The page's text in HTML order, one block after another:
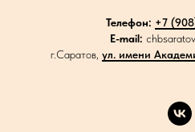
Телефон: +7
E-mail:
г.Саратов, ул. имени